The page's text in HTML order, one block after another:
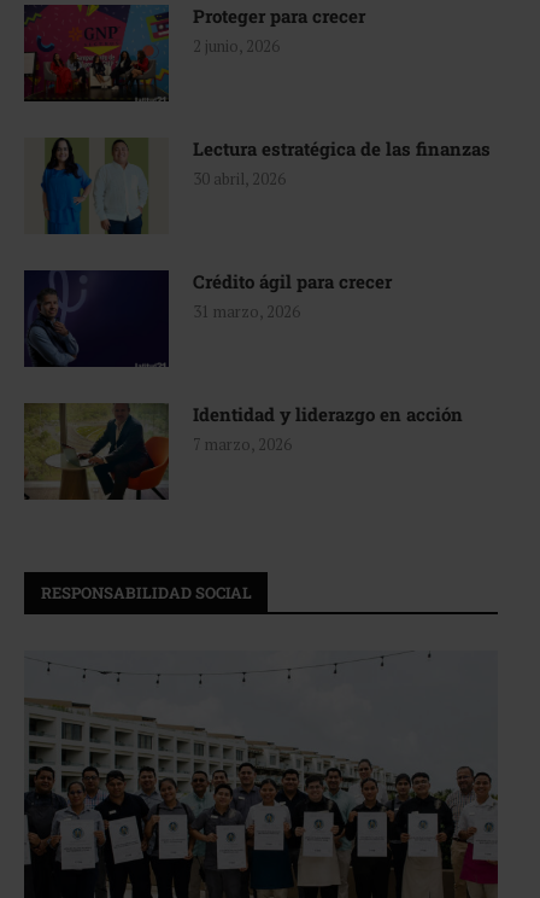
Proteger para crecer
2 junio, 2026
Lectura estratégica de las finanzas
30 abril, 2026
Crédito ágil para crecer
31 marzo, 2026
Identidad y liderazgo en acción
7 marzo, 2026
RESPONSABILIDAD SOCIAL